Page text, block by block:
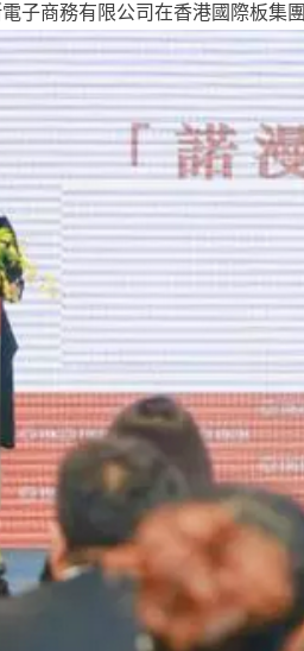
子商務有限公司在香港國際板集團